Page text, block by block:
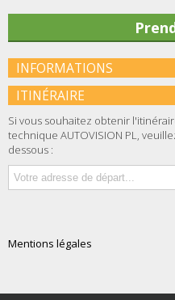
INFORMATIONS
ITINÉRAIRE
Si vous souhaitez obtenir
technique AUTOVISION PL,
dessous :
Mentions légales